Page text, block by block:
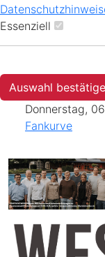
Essenziell
Auswahl
Donnerstag,
Fankurve